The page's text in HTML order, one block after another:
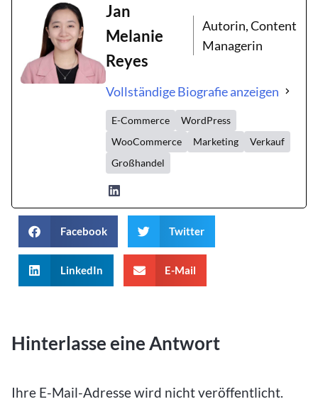
Jan
Melanie
Reyes
Autorin, Content
Managerin
Vollständige Biografie anzeigen
E-Commerce
WordPress
WooCommerce
Marketing
Verkauf
Großhandel
Facebook Twitter
LinkedIn E-Mail
Hinterlasse eine Antwort
Ihre E-Mail-Adresse wird nicht veröffentlicht.